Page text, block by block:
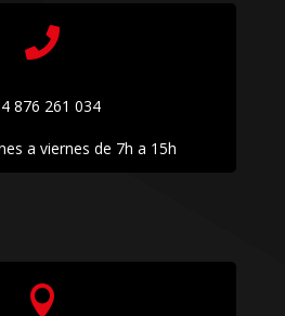

876 261 034
a viernes de 7h a 15h
